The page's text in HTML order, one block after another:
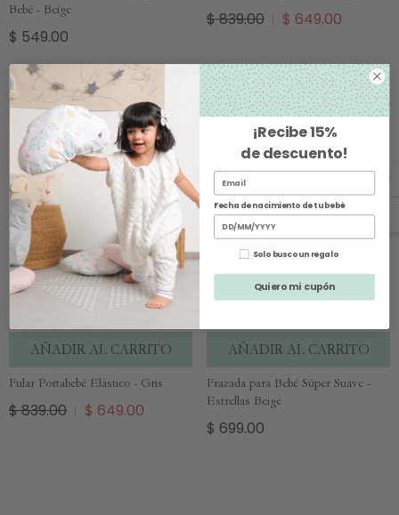
Bebé - Beige
$ 549.00
$ 839.00 $ 649.00
Oferta
AÑADIR AL CARRITO
Fular Portabebé Elástico - Gris
$ 839.00 $ 649.00
AÑADIR AL CARRITO
Frazada para Bebé Súper Suave -
Estrellas Beige
$ 699.00
¡Recibe15%
de descuento!
Fecha de nacimiento de tu bebé
Solo busco un regalo
Quiero mi cupón